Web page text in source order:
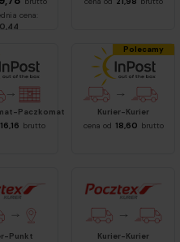
cena:
Paczkomat
16,16 brutto
InPost
Kurier-Kurier
Polecamy
cena od 18,60 brutto
Kurier-Punkt
Punkt
Pocztex Kurier-Kurier
Kurier-Kurier